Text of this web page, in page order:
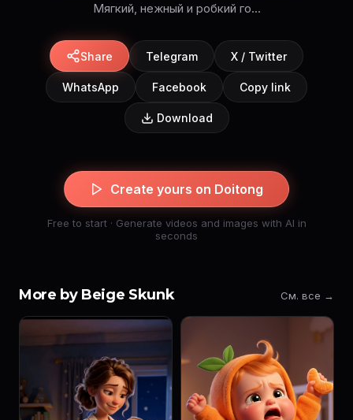
Мягкий, нежный и робкий го...
Share Telegram X / Twitter
WhatsApp Facebook Copy link
Download
Create yours on Doitong
Free to start · Generate videos and images with AI in
seconds
More by Beige Skunk См. все →